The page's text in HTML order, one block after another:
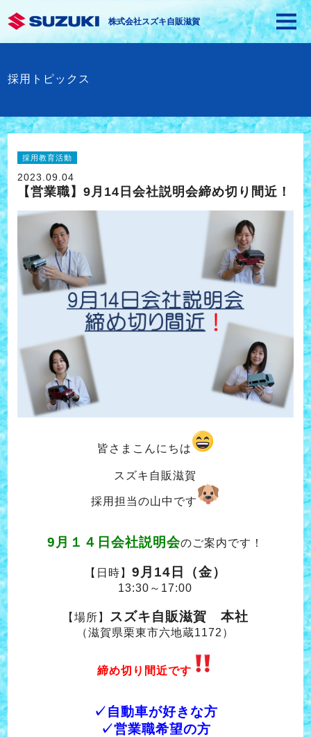
株式会社スズキ自販滋賀
採用トピックス
採用教育活動
2023.09.04
【営業職】9月14日会社説明会締め切り間近！
皆さまこんにちは
スズキ自販滋賀
採用担当の山中です
9月１４日会社説明会のご案内です！
【日時】 9月14日（金）
13:30～17:00
【場所】 スズキ自販滋賀 本社
（滋賀県栗東市六地蔵1172）
締め切り間近です
✓自動車が好きな方
✓営業職希望の方